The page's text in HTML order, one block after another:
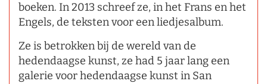
boeken. In 2013 schreef ze, in het Frans en het
Engels, de teksten voor een liedjesalbum.
Ze is betrokken bij de wereld van de
hedendaagse kunst, ze had 5 jaar lang een
galerie voor hedendaagse kunst in San